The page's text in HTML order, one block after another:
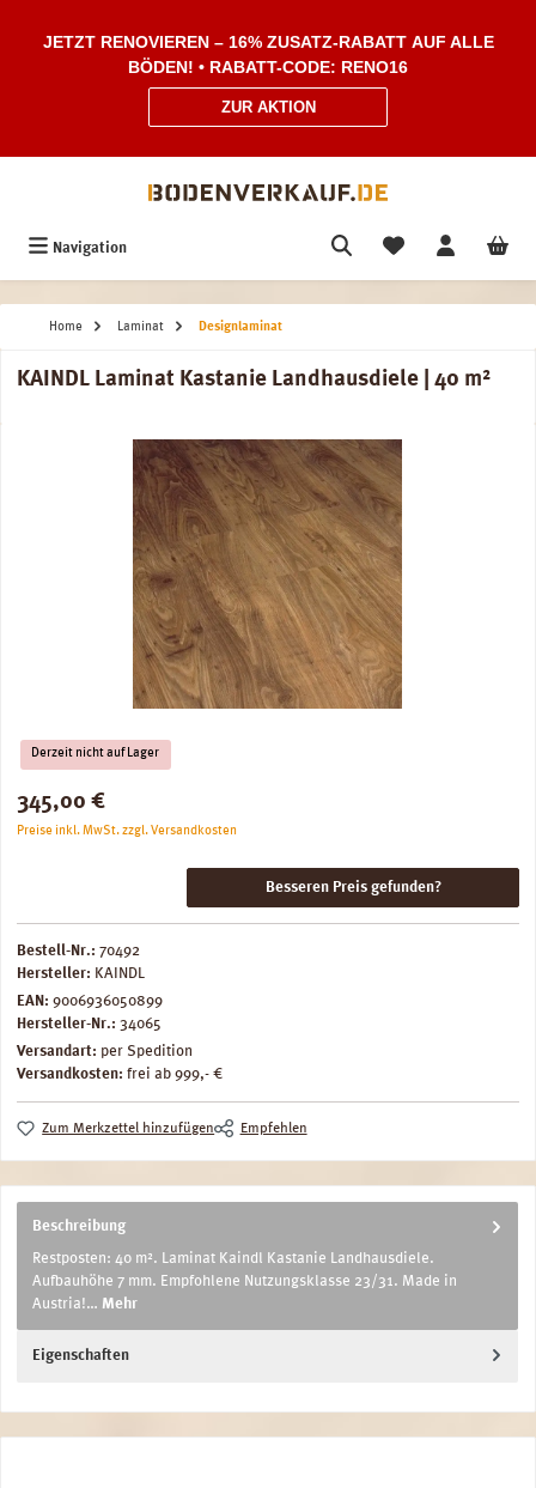
JETZT RENOVIEREN – 16% ZUSATZ-RABATT AUF ALLE
BÖDEN! • RABATT-CODE: RENO16
ZUR AKTION
Navigation
Home Laminat Designlaminat
KAINDL Laminat Kastanie Landhausdiele | 40 m²
Bildergalerie überspringen
Derzeit nicht auf Lager
Regulärer Preis:
345,00 €
Preise inkl. MwSt. zzgl. Versandkosten
Besseren Preis gefunden?
Bestell-Nr.: 70492
Hersteller: KAINDL
EAN: 9006936050899
Hersteller-Nr.: 34065
Versandart: per Spedition
Versandkosten: frei ab 999,- €
Zum Merkzettel hinzufügen Empfehlen
Beschreibung
Restposten: 40 m². Laminat Kaindl Kastanie Landhausdiele.
Aufbauhöhe 7 mm. Empfohlene Nutzungsklasse 23/31. Made in
Austria!… Mehr
Eigenschaften